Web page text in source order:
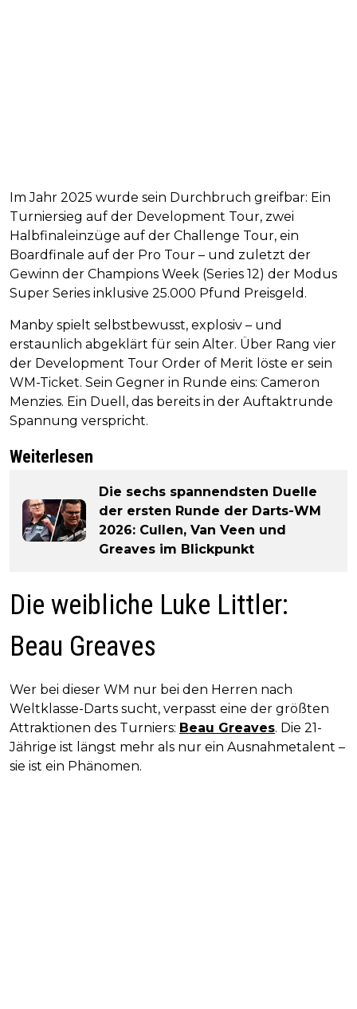
Im Jahr 2025 wurde sein Durchbruch greifbar: Ein
Turniersieg auf der Development Tour, zwei
Halbfinaleinzüge auf der Challenge Tour, ein
Boardfinale auf der Pro Tour – und zuletzt der
Gewinn der Champions Week (Series 12) der Modus
Super Series inklusive 25.000 Pfund Preisgeld.
Manby spielt selbstbewusst, explosiv – und
erstaunlich abgeklärt für sein Alter. Über Rang vier
der Development Tour Order of Merit löste er sein
WM-Ticket. Sein Gegner in Runde eins: Cameron
Menzies. Ein Duell, das bereits in der Auftaktrunde
Spannung verspricht.
Weiterlesen
Die sechs spannendsten Duelle
der ersten Runde der Darts-WM
2026: Cullen, Van Veen und
Greaves im Blickpunkt
Die weibliche Luke Littler:
Beau Greaves
Wer bei dieser WM nur bei den Herren nach
Weltklasse-Darts sucht, verpasst eine der größten
Attraktionen des Turniers: Beau Greaves. Die 21-
Jährige ist längst mehr als nur ein Ausnahmetalent –
sie ist ein Phänomen.